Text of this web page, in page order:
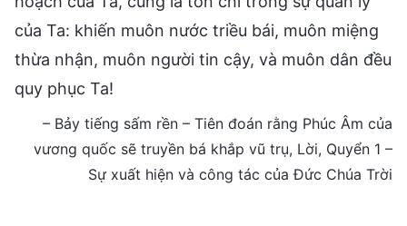
của Ta: khiến muôn nước triều bái, muôn miệng
thừa nhận, muôn người tin cậy, và muôn dân đều
quy phục Ta!
– Bảy tiếng sấm rền – Tiên đoán rằng Phúc Âm của
vương quốc sẽ truyền bá khắp vũ trụ, Lời, Quyển 1 –
Sự xuất hiện và công tác của Đức Chúa Trời